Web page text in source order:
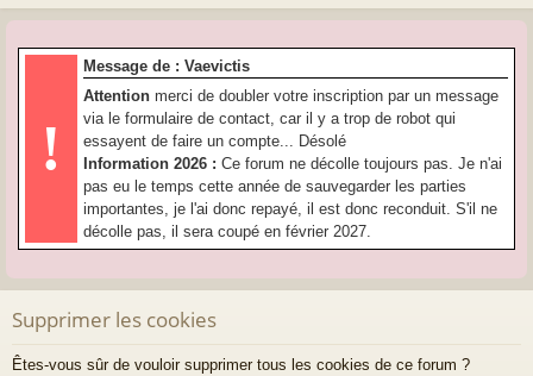
pi s on ist
!
Message de : Vaevictis
Attention merci de doubler votre inscription par un message
via le formulaire de contact, car il y a trop de robot qui
essayent de faire un compte... Désolé
Information 2026 : Ce forum ne décolle toujours pas. Je n'ai
pas eu le temps cette année de sauvegarder les parties
importantes, je l'ai donc repayé, il est donc reconduit. S'il ne
décolle pas, il sera coupé en février 2027.
Supprimer les cookies
Êtes-vous sûr de vouloir supprimer tous les cookies de ce forum ?